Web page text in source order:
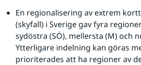
En regionalisering av extrem
(skyfall) i Sverige gav fyra
sydöstra (SÖ), mellersta (M) och
Ytterligare indelning kan göras
prioriterades att ha regioner av